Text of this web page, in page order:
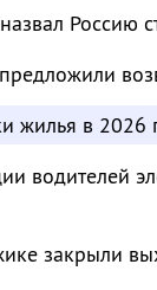
Россию
жилья в 2026
водителей
закрыли